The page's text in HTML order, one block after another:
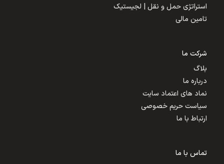
استراتژی حمل و نقل | لجیستیک
تامین مالی
شرکت ما
بلاگ
درباره ما
نماد های اعتماد سایت
سیاست حریم خصوصی
ارتباط با ما
تماس با ما